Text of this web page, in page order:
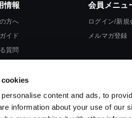
content and ads, to
information about your use of our
情報
方へ
イド
質問
会員メニュ
ログイン/新規
メルマガ登録